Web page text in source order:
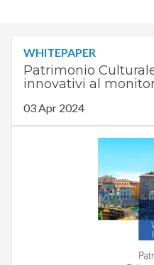
WHITEPAPER
Patrimonio
innovativi al
03 Apr 2024